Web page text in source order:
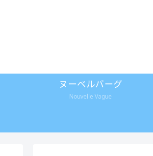
ヌーベルバーグ
Nouvelle Vague